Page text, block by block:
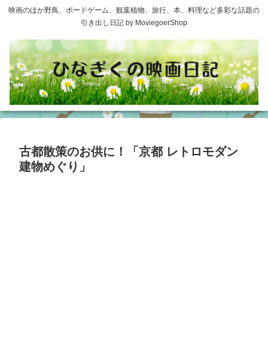
映画のほか野鳥、ボードゲーム、観葉植物、旅行、本、料理など多彩な話題の
引き出し日記 by MoviegoerShop
古都散策のお供に！「京都 レトロモダン
建物めぐり」